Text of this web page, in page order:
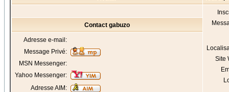
Site
Contact gabuzo
Adresse e-mail:
Message Privé:
MSN Messenger:
Yahoo Messenger:
Adresse AIM: